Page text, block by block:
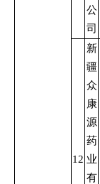
公
司
12
新
疆
众
康
源
药
业
有